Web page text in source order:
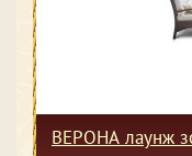
ВЕРОНА лаунж